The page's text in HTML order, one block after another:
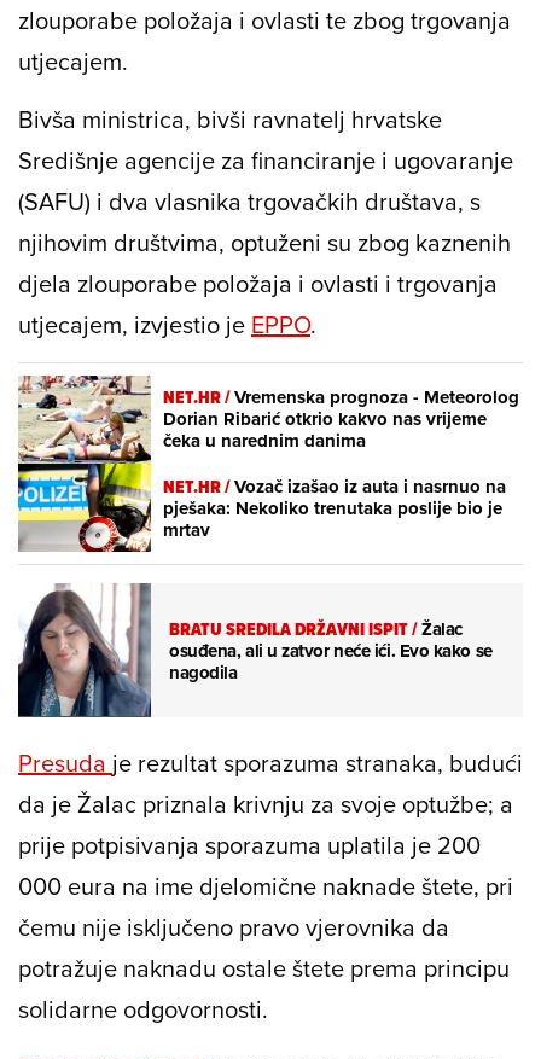
zlouporabe položaja i ovlasti te zbog trgovanja
utjecajem.
Bivša ministrica, bivši ravnatelj hrvatske
Središnje agencije za financiranje i ugovaranje
(SAFU) i dva vlasnika trgovačkih društava, s
njihovim društvima, optuženi su zbog kaznenih
djela zlouporabe položaja i ovlasti i trgovanja
utjecajem, izvjestio je EPPO.
NET.HR /Vremenska prognoza - Meteorolog
Dorian Ribarić otkrio kakvo nas vrijeme
čeka u narednim danima
NET.HR /Vozač izašao iz auta i nasrnuo na
pješaka: Nekoliko trenutaka poslije bio je
mrtav
BRATU SREDILA DRŽAVNI ISPIT/Žalac
osuđena, ali u zatvor neće ići. Evo kako se
nagodila
Presuda je rezultat sporazuma stranaka, budući
da je Žalac priznala krivnju za svoje optužbe; a
prije potpisivanja sporazuma uplatila je 200
000 eura na ime djelomične naknade štete, pri
čemu nije isključeno pravo vjerovnika da
potražuje naknadu ostale štete prema principu
solidarne odgovornosti.